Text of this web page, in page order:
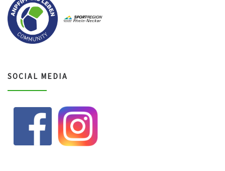
SOCIAL MEDIA